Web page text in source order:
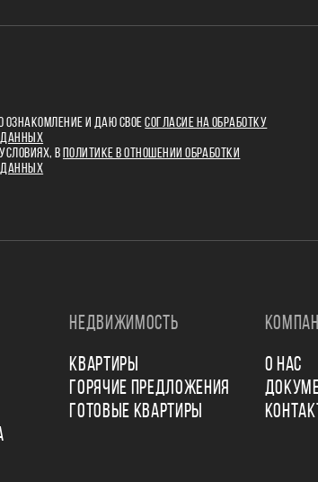
ОЗНАКОМЛЕНИЕ И ДАЮ СВОЕСОГЛАСИЕ НА ОБРАБОТКУ
ДАННЫХ
В
ПОЛИТИКЕ В ОТНОШЕНИИ ОБРАБОТКИ
ДАННЫХ
НЕДВИЖИМОСТЬ
КВАРТИРЫ
ГОРЯЧИЕ ПРЕДЛОЖЕНИЯ
ГОТОВЫЕ КВАРТИРЫ
О НАС